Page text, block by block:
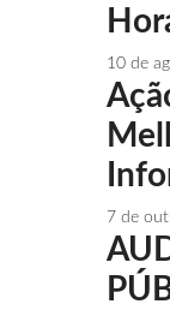
10 de
7 de